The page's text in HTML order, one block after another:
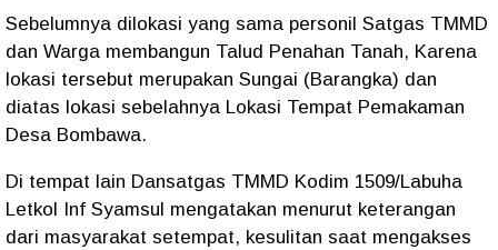
Sebelumnya dilokasi yang sama personil Satgas TMMD
dan Warga membangun Talud Penahan Tanah, Karena
lokasi tersebut merupakan Sungai (Barangka) dan
diatas lokasi sebelahnya Lokasi Tempat Pemakaman
Desa Bombawa.
Di tempat lain Dansatgas TMMD Kodim 1509/Labuha
Letkol Inf Syamsul mengatakan menurut keterangan
dari masyarakat setempat, kesulitan saat mengakses